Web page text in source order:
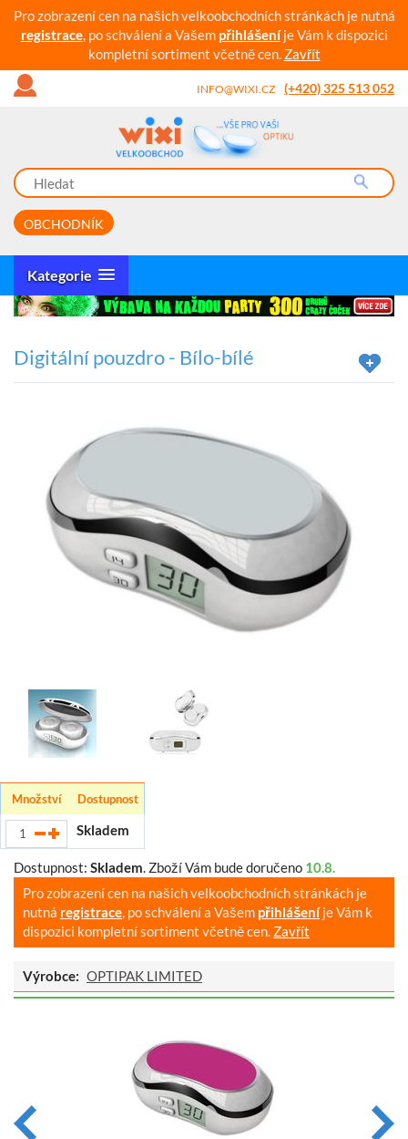
Pro zobrazení cen na našich velkoobchodních stránkách je nutná
registrace, po schválení a Vašem přihlášeníje Vám k dispozici
kompletní sortiment včetně cen. Zavřít
INFO@WIXI.CZ (+420) 325 513 052
OBCHODNÍK
Kategorie
Digitální pouzdro - Bílo-bílé
Množství Dostupnost
Skladem
Dostupnost: Skladem. Zboží Vám bude doručeno 10.8.
Pro zobrazení cen na našich velkoobchodních stránkách je
nutná registrace, po schválení a Vašem přihlášeníje Vám k
dispozici kompletní sortiment včetně cen. Zavřít
Výrobce: OPTIPAK LIMITED